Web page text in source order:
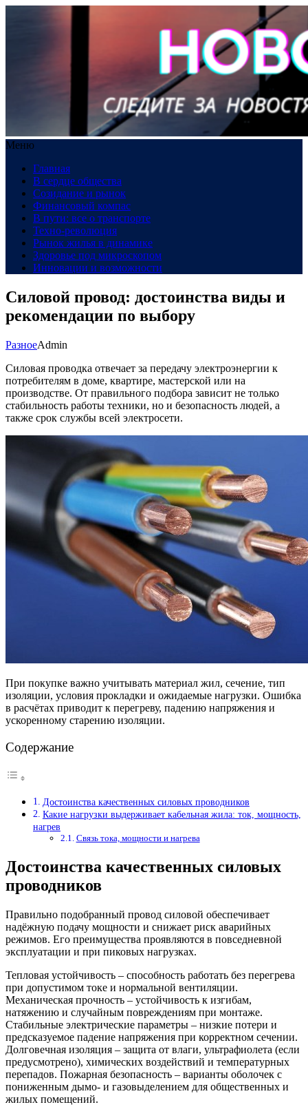
Меню
Главная
В сердце общества
Созидание и рынок
Финансовый компас
В пути: все о транспорте
Техно-революция
Рынок жилья в динамике
Здоровье под микроскопом
Инновации и возможности
Силовой провод: достоинства виды и
рекомендации по выбору
РазноеAdmin
Силовая проводка отвечает за передачу электроэнергии к
потребителям в доме, квартире, мастерской или на
производстве. От правильного подбора зависит не только
стабильность работы техники, но и безопасность людей, а
также срок службы всей электросети.
При покупке важно учитывать материал жил, сечение, тип
изоляции, условия прокладки и ожидаемые нагрузки. Ошибка
в расчётах приводит к перегреву, падению напряжения и
ускоренному старению изоляции.
Содержание
Достоинства качественных силовых проводников
Какие нагрузки выдерживает кабельная жила: ток, мощность,
нагрев
Связь тока, мощности и нагрева
Достоинства качественных силовых
проводников
Правильно подобранный провод силовой обеспечивает
надёжную подачу мощности и снижает риск аварийных
режимов. Его преимущества проявляются в повседневной
эксплуатации и при пиковых нагрузках.
Тепловая устойчивость – способность работать без перегрева
при допустимом токе и нормальной вентиляции.
Механическая прочность – устойчивость к изгибам,
натяжению и случайным повреждениям при монтаже.
Стабильные электрические параметры – низкие потери и
предсказуемое падение напряжения при корректном сечении.
Долговечная изоляция – защита от влаги, ультрафиолета (если
предусмотрено), химических воздействий и температурных
перепадов. Пожарная безопасность – варианты оболочек с
пониженным дымо- и газовыделением для общественных и
жилых помещений.